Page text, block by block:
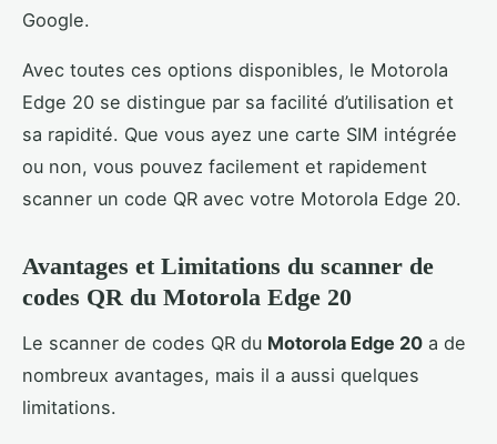
Google.
Avec toutes ces options disponibles, le Motorola
Edge 20 se distingue par sa facilité d’utilisation et
sa rapidité. Que vous ayez une carte SIM intégrée
ou non, vous pouvez facilement et rapidement
scanner un code QR avec votre Motorola Edge 20.
Avantages et Limitations du scanner de
codes QR du Motorola Edge 20
Le scanner de codes QR du Motorola Edge 20 a de
nombreux avantages, mais il a aussi quelques
limitations.